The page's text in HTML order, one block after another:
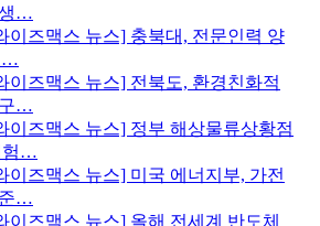
생…
이즈맥스 뉴스] 충북대, 전문인력 양
…
이즈맥스 뉴스] 전북도, 환경친화적
구…
이즈맥스 뉴스] 정부 해상물류상황점
험…
이즈맥스 뉴스] 미국 에너지부, 가전
…
이즈맥스 뉴스] 올해 전세계 반도체